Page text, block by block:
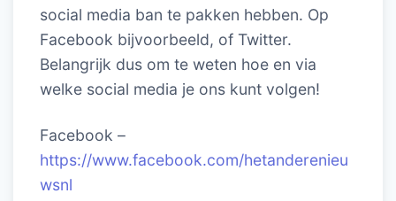
social media ban te pakken hebben. Op
Facebook bijvoorbeeld, of Twitter.
Belangrijk dus om te weten hoe en via
welke social media je ons kunt volgen!
Facebook –
https://www.facebook.com/hetanderenieu
wsnl